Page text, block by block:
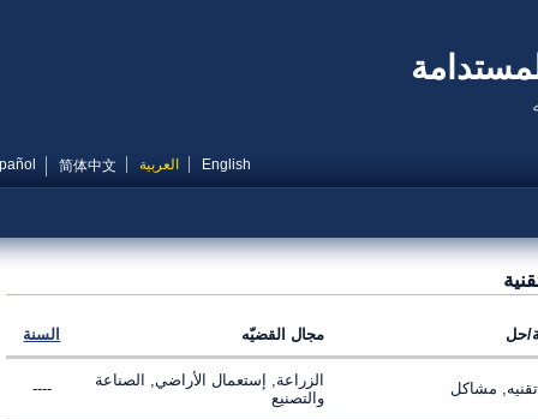
English العربية 简体中文
Español
مجال القضيّه السنة
مشاكل
الزراعة, إستعمال الأراضي, الصناعة
والتصنيع
----